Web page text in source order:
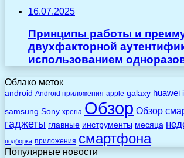
16.07.2025
Принципы работы и
двухфакторной
использованием
Облако меток
android Android приложения apple galaxy huawei
samsung Sony xperia Обзор Обзор
гаджеты главные инструменты месяца
подборка приложения смартфона
Популярные новости